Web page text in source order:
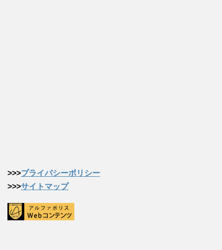
>>>プライバシーポリシー
>>>サイトマップ